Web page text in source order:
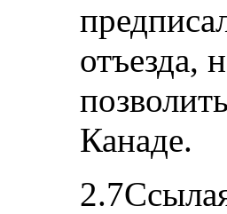
отъезда,
Канаде.